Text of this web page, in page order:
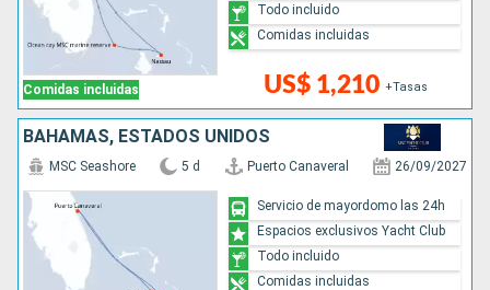
Comidas incluidas US$ 1,210 +Tasas
Todo incluido
Comidas incluidas
BAHAMAS, ESTADOS UNIDOS
MSC Seashore 5 d Puerto Canaveral 26/09/2027
Servicio de mayordomo las 24h
Espacios exclusivos Yacht Club
Todo incluido
Comidas incluidas